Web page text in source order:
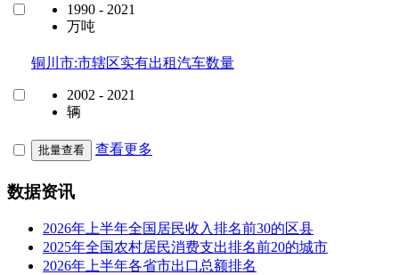
1990 - 2021
万吨
铜川市:市辖区实有出租汽车数量
2002 - 2021
辆
批量查看 查看更多
数据资讯
2026年上半年全国居民收入排名前30的区县
2025年全国农村居民消费支出排名前20的城市
2026年上半年各省市出口总额排名